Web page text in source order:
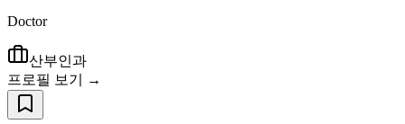
Doctor
산부인과
프로필 보기 →